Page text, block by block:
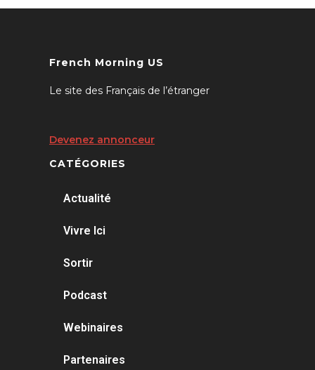
French Morning US
Le site des Français de l’étranger
Devenez annonceur
CATÉGORIES
Actualité
Vivre Ici
Sortir
Podcast
Webinaires
Partenaires